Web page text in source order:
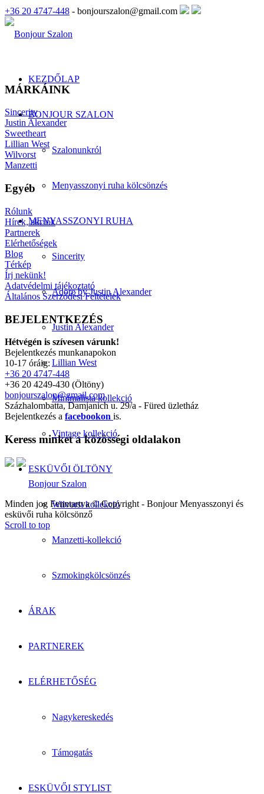
+36 20 4747-448 - bonjourszalon@gmail.com
KEZDŐLAP
BONJOUR SZALON
Szalonunkról
Menyasszonyi ruha kölcsönzés
MENYASSZONYI RUHA
Sincerity
Adore by Justin Alexander
Justin Alexander
Lillian West
Minimalista kollekció
Vintage kollekció
ESKÜVŐI ÖLTÖNY
Wilvorst kollekció
Manzetti-kollekció
Szmokingkölcsönzés
ÁRAK
PARTNEREK
ELÉRHETŐSÉG
Nagykereskedés
Támogatás
ESKÜVŐI STYLIST
MÁRKÁINK
Sincerity
Justin Alexander
Sweetheart
Lillian West
Wilvorst
Manzetti
Egyéb
Rólunk
Hírek, akciók
Partnerek
Elérhetőségek
Blog
Térkép
Írj nekünk!
Adatvédelmi tájékoztató
Általános Szerződési Feltételek
BEJELENTKEZÉS
Hétvégén is szívesen várunk!
Bejelentkezés munkanapokon
10-17 óráig:
+36 20 4747-448
+36 20 4249-430 (Öltöny)
bonjourszalon@gmail.com
Százhalombatta, Damjanich u. 29/a - Füred üzletház
Bejelentkezés a facebookon is.
Keress minket a közösségi oldalakon
Bonjour Szalon
Minden jog Fenntartva © Copyright - Bonjour Menyasszonyi és
esküvői ruha kölcsönző
Scroll to top